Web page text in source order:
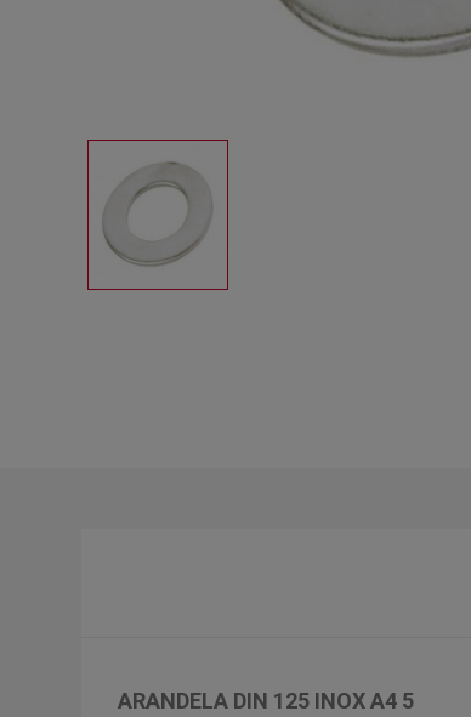
ARANDELA DIN 125 INOX A4 5